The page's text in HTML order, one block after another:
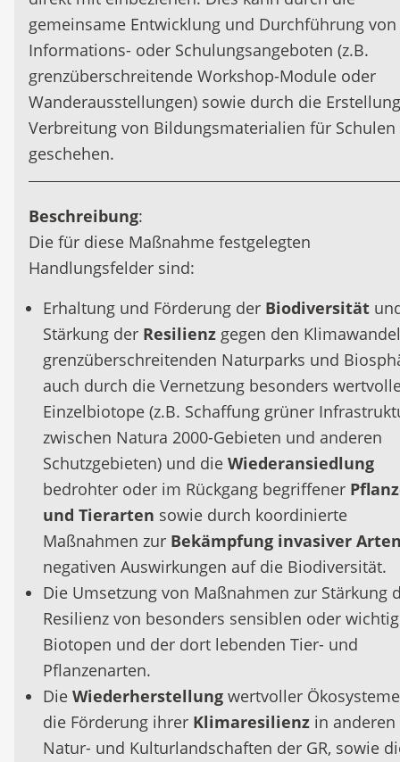
gemeinsame Entwicklung und Durchführung von
Informations- oder Schulungsangeboten (z.B.
grenzüberschreitende Workshop-Module oder
Wanderausstellungen) sowie durch die
Verbreitung von Bildungsmaterialien für Schulen
geschehen.
Beschreibung:
Die für diese Maßnahme festgelegten
Handlungsfelder sind:
Erhaltung und Förderung der Biodiversität
Stärkung der Resilienz gegen den
grenzüberschreitenden Naturparks und
auch durch die Vernetzung besonders
Einzelbiotope (z.B. Schaffung grüner
zwischen Natura 2000-Gebieten und anderen
Schutzgebieten) und die Wiederansiedlung
bedrohter oder im Rückgang begriffener
und Tierarten sowie durch koordinierte
Maßnahmen zur Bekämpfung invasiver
negativen Auswirkungen auf die Biodiversität.
Die Umsetzung von Maßnahmen zur Stärkung
Resilienz von besonders sensiblen oder
Biotopen und der dort lebenden Tier- und
Pflanzenarten.
Die Wiederherstellung wertvoller
die Förderung ihrer Klimaresilienz in anderen
Natur- und Kulturlandschaften der GR, sowie